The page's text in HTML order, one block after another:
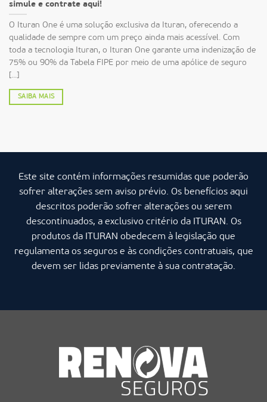
simule e contrate aqui!
O Ituran One é uma solução exclusiva da Ituran, oferecendo a
qualidade de sempre com um preço ainda mais acessível. Com
toda a tecnologia Ituran, o Ituran One garante uma indenização de
75% ou 90% da Tabela FIPE por meio de uma apólice de seguro
[...]
SAIBA MAIS
Este site contém informações resumidas que poderão
sofrer alterações sem aviso prévio. Os benefícios aqui
descritos poderão sofrer alterações ou serem
descontinuados, a exclusivo critério da ITURAN. Os
produtos da ITURAN obedecem à legislação que
regulamenta os seguros e às condições contratuais, que
devem ser lidas previamente à sua contratação.